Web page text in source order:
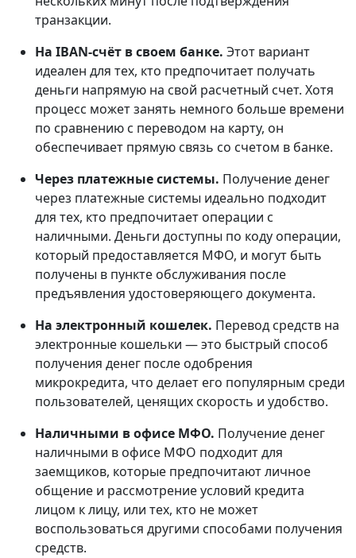
транзакции.
На IBAN-счёт в своем банке. Этот вариант
идеален для тех, кто предпочитает получать
деньги напрямую на свой расчетный счет. Хотя
процесс может занять немного больше времени
по сравнению с переводом на карту, он
обеспечивает прямую связь со счетом в банке.
Через платежные системы. Получение денег
через платежные системы идеально подходит
для тех, кто предпочитает операции с
наличными. Деньги доступны по коду операции,
который предоставляется МФО, и могут быть
получены в пункте обслуживания после
предъявления удостоверяющего документа.
На электронный кошелек. Перевод средств на
электронные кошельки — это быстрый способ
получения денег после одобрения
микрокредита, что делает его популярным среди
пользователей, ценящих скорость и удобство.
Наличными в офисе МФО. Получение денег
наличными в офисе МФО подходит для
заемщиков, которые предпочитают личное
общение и рассмотрение условий кредита
лицом к лицу, или тех, кто не может
воспользоваться другими способами получения
средств.